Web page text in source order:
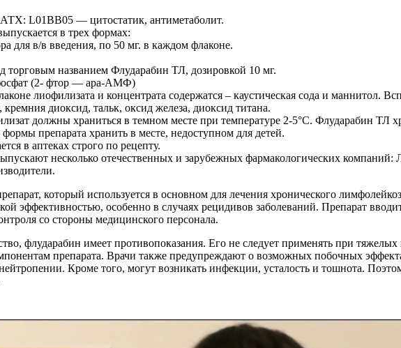
L01BB05 — цитостатик, антиметаболит.
в трех формах:
для в/в введения, по 50 мг. в каждом флаконе.
торговым названием Флударабин ТЛ, дозировкой 10 мг.
(2- фтор — ара-АМФ)
лиофилизата и концентрата содержатся – каустическая сода и маннитол.
диоксид, тальк, оксид железа, диоксид титана.
должны храниться в темном месте при температуре 2-5°С. Флударабин ТЛ
препарата хранить в месте, недоступном для детей.
в аптеках строго по рецепту.
несколько отечественных и зарубежных фармакологических
который используется в основном для лечения хронического
эффективностью, особенно в случаях рецидивов заболеваний. Препарат
со стороны медицинского персонала.
флударабин имеет противопоказания. Его не следует применять при
препарата. Врачи также предупреждают о возможных побочных
Кроме того, могут возникать инфекции, усталость и тошнота.